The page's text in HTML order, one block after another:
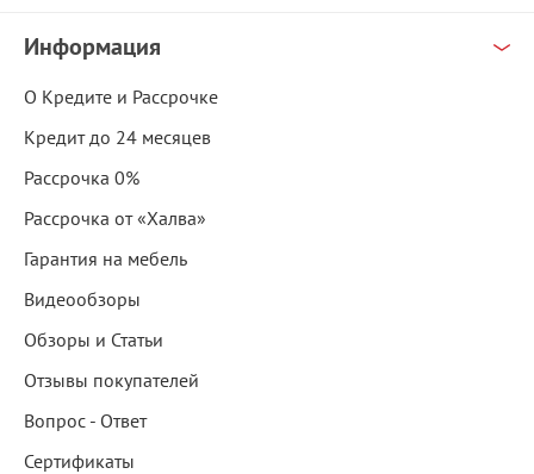
Информация
О Кредите и Рассрочке
Кредит до 24 месяцев
Рассрочка 0%
Рассрочка от «Халва»
Гарантия на мебель
Видеообзоры
Обзоры и Статьи
Отзывы покупателей
Вопрос - Ответ
Сертификаты